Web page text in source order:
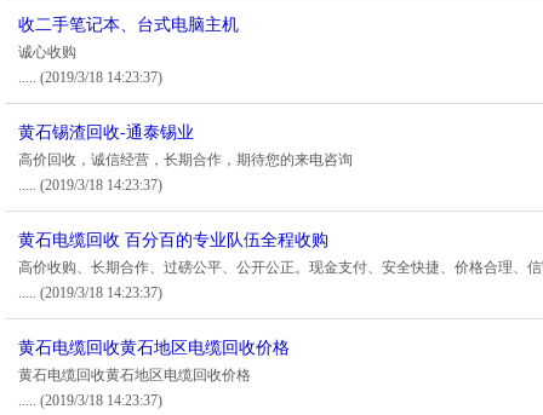
收二手笔记本、台式电脑主机
诚心收购
..... (2019/3/18 14:23:37)
黄石锡渣回收-通泰锡业
高价回收，诚信经营，长期合作，期待您的来电咨询
..... (2019/3/18 14:23:37)
黄石电缆回收 百分百的专业队伍全程收购
高价收购、长期合作、过磅公平、公开公正。现金支付、安全快捷、价格合理、
..... (2019/3/18 14:23:37)
黄石电缆回收黄石地区电缆回收价格
黄石电缆回收黄石地区电缆回收价格
..... (2019/3/18 14:23:37)